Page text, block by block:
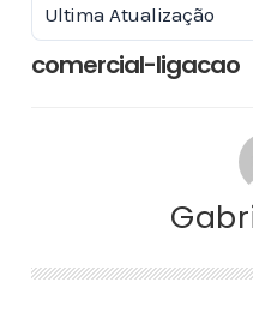
Ultima Atualização
comercial-ligacao